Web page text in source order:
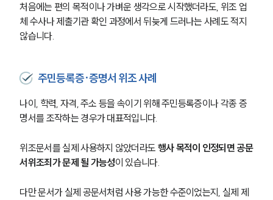
처음에는 편의 목적이나 가벼운 생각으로 시작했더라도, 위조 업
체 수사나 제출기관 확인 과정에서 뒤늦게 드러나는 사례도 적지
않습니다.
주민등록증·증명서 위조 사례
나이, 학력, 자격, 주소 등을 속이기 위해 주민등록증이나 각종 증
명서를 조작하는 경우가 대표적입니다.
위조문서를 실제 사용하지 않았더라도 행사 목적이 인정되면 공문
서위조죄가 문제 될 가능성이 있습니다.
다만 문서가 실제 공문서처럼 사용 가능한 수준이었는지, 실제 제